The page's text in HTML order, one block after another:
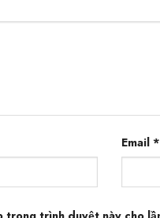
Email *